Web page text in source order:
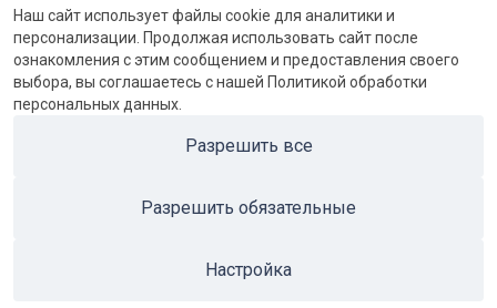
за 4 650 000 рублей.
ПОПУЛЯРНЫЕ КАТЕГОРИИ
ПОПУЛЯРНЫЕ ТОВАРЫ
Наш сайт использует файлы cookie для аналитики и
персонализации. Продолжая использовать сайт после
ознакомления с этим сообщением и предоставления своего
выбора, вы соглашаетесь с нашей Политикой обработки
персональных данных.
Разрешить все
Разрешить обязательные
Настройка